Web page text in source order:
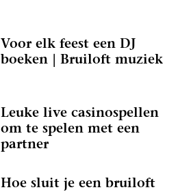
Voor elk feest een DJ
boeken | Bruiloft muziek
Leuke live casinospellen
om te spelen met een
partner
Hoe sluit je een bruiloft